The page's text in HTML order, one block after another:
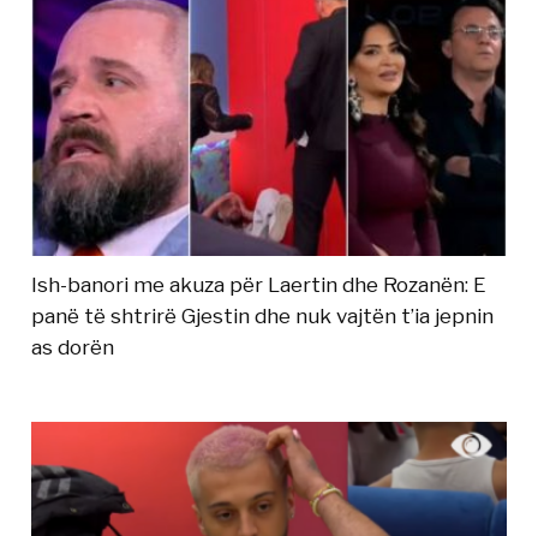
Ish-banori me akuza për Laertin dhe Rozanën: E
panë të shtrirë Gjestin dhe nuk vajtën t’ia jepnin
as dorën